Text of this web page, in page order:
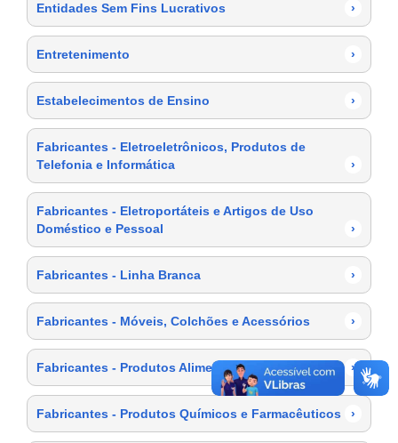
Entidades Sem Fins Lucrativos ›
Entretenimento ›
Estabelecimentos de Ensino ›
Fabricantes - Eletroeletrônicos, Produtos de
Telefonia e Informática
›
Fabricantes - Eletroportáteis e Artigos de Uso
Doméstico e Pessoal
›
Fabricantes - Linha Branca ›
Fabricantes - Móveis, Colchões e Acessórios ›
Fabricantes - Produtos Alimentícios ›
Fabricantes - Produtos Químicos e Farmacêuticos ›